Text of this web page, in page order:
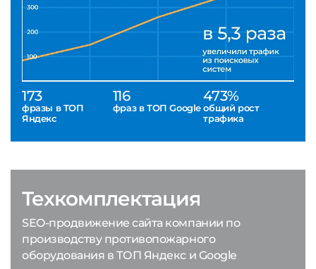
173
фразы в ТОП
Яндекс
116
фраз в ТОП Google
473%
общий рост
трафика
Техкомплектация
SEO-продвижение сайта компании по
производству противопожарного
оборудования в ТОП Яндекс и Google